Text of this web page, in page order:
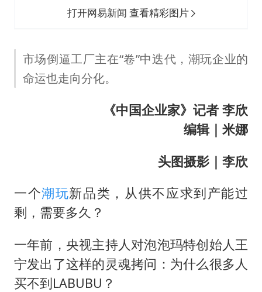
打开网易新闻 查看精彩图片
市场倒逼工厂主在“卷”中迭代，潮玩企业的
命运也走向分化。
《中国企业家》记者 李欣
编辑｜米娜
头图摄影｜李欣
一个潮玩新品类，从供不应求到产能过
剩，需要多久？
一年前，央视主持人对泡泡玛特创始人王
宁发出了这样的灵魂拷问：为什么很多人
买不到LABUBU？